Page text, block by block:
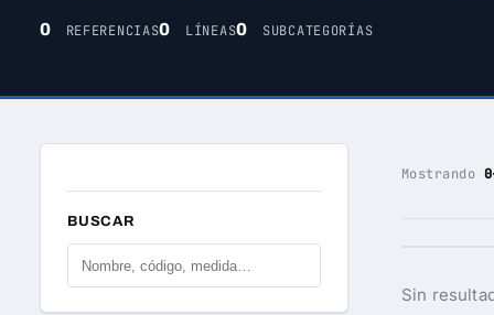
0 REFERENCIAS0 LÍNEAS0 SUBCATEGORÍAS
BUSCAR
Mostrando
Sin